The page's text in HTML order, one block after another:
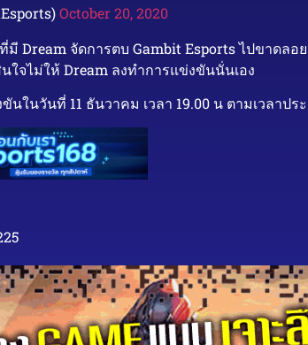
October 20, 2020
Dream จัดการตบ Gambit Esports ไปขาดลอ
จไม่ให้ Dream ลงทำการแข่งขันนั่นเอง
ในวันที่ 11 ธันวาคม เวลา 19.00 น ตามเวลาปร